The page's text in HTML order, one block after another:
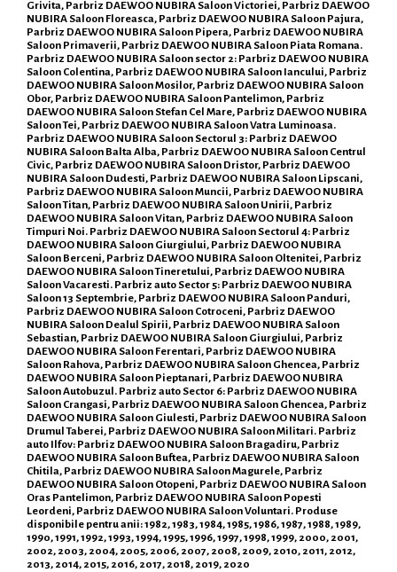
Grivita, Parbriz DAEWOO NUBIRA Saloon Victoriei, Parbriz DAEWOO
NUBIRA Saloon Floreasca, Parbriz DAEWOO NUBIRA Saloon Pajura,
Parbriz DAEWOO NUBIRA Saloon Pipera, Parbriz DAEWOO NUBIRA
Saloon Primaverii, Parbriz DAEWOO NUBIRA Saloon Piata Romana.
Parbriz DAEWOO NUBIRA Saloon sector 2: Parbriz DAEWOO NUBIRA
Saloon Colentina, Parbriz DAEWOO NUBIRA Saloon Iancului, Parbriz
DAEWOO NUBIRA Saloon Mosilor, Parbriz DAEWOO NUBIRA Saloon
Obor, Parbriz DAEWOO NUBIRA Saloon Pantelimon, Parbriz
DAEWOO NUBIRA Saloon Stefan Cel Mare, Parbriz DAEWOO NUBIRA
Saloon Tei, Parbriz DAEWOO NUBIRA Saloon Vatra Luminoasa.
Parbriz DAEWOO NUBIRA Saloon Sectorul 3: Parbriz DAEWOO
NUBIRA Saloon Balta Alba, Parbriz DAEWOO NUBIRA Saloon Centrul
Civic, Parbriz DAEWOO NUBIRA Saloon Dristor, Parbriz DAEWOO
NUBIRA Saloon Dudesti, Parbriz DAEWOO NUBIRA Saloon Lipscani,
Parbriz DAEWOO NUBIRA Saloon Muncii, Parbriz DAEWOO NUBIRA
Saloon Titan, Parbriz DAEWOO NUBIRA Saloon Unirii, Parbriz
DAEWOO NUBIRA Saloon Vitan, Parbriz DAEWOO NUBIRA Saloon
Timpuri Noi. Parbriz DAEWOO NUBIRA Saloon Sectorul 4: Parbriz
DAEWOO NUBIRA Saloon Giurgiului, Parbriz DAEWOO NUBIRA
Saloon Berceni, Parbriz DAEWOO NUBIRA Saloon Oltenitei, Parbriz
DAEWOO NUBIRA Saloon Tineretului, Parbriz DAEWOO NUBIRA
Saloon Vacaresti. Parbriz auto Sector 5: Parbriz DAEWOO NUBIRA
Saloon 13 Septembrie, Parbriz DAEWOO NUBIRA Saloon Panduri,
Parbriz DAEWOO NUBIRA Saloon Cotroceni, Parbriz DAEWOO
NUBIRA Saloon Dealul Spirii, Parbriz DAEWOO NUBIRA Saloon
Sebastian, Parbriz DAEWOO NUBIRA Saloon Giurgiului, Parbriz
DAEWOO NUBIRA Saloon Ferentari, Parbriz DAEWOO NUBIRA
Saloon Rahova, Parbriz DAEWOO NUBIRA Saloon Ghencea, Parbriz
DAEWOO NUBIRA Saloon Pieptanari, Parbriz DAEWOO NUBIRA
Saloon Autobuzul. Parbriz auto Sector 6: Parbriz DAEWOO NUBIRA
Saloon Crangasi, Parbriz DAEWOO NUBIRA Saloon Ghencea, Parbriz
DAEWOO NUBIRA Saloon Giulesti, Parbriz DAEWOO NUBIRA Saloon
Drumul Taberei, Parbriz DAEWOO NUBIRA Saloon Militari. Parbriz
auto Ilfov: Parbriz DAEWOO NUBIRA Saloon Bragadiru, Parbriz
DAEWOO NUBIRA Saloon Buftea, Parbriz DAEWOO NUBIRA Saloon
Chitila, Parbriz DAEWOO NUBIRA Saloon Magurele, Parbriz
DAEWOO NUBIRA Saloon Otopeni, Parbriz DAEWOO NUBIRA Saloon
Oras Pantelimon, Parbriz DAEWOO NUBIRA Saloon Popesti
Leordeni, Parbriz DAEWOO NUBIRA Saloon Voluntari. Produse
disponibile pentru anii: 1982, 1983, 1984, 1985, 1986, 1987, 1988, 1989,
1990, 1991, 1992, 1993, 1994, 1995, 1996, 1997, 1998, 1999, 2000, 2001,
2002, 2003, 2004, 2005, 2006, 2007, 2008, 2009, 2010, 2011, 2012,
2013, 2014, 2015, 2016, 2017, 2018, 2019, 2020